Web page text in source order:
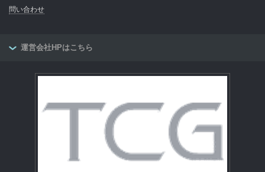
問い合わせ
運営会社HPはこちら